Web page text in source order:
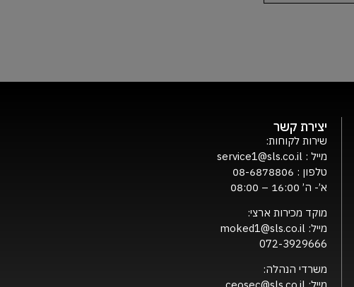
יצירת קשר
שירות לקוחות:
מייל :
טלפון : 08-6878806
א’- ה’ 16:00 – 08:00
מוקד מכירות ארצי:
מייל:moked1@sls.co.il
072-3929666
משרדי הנהלה: